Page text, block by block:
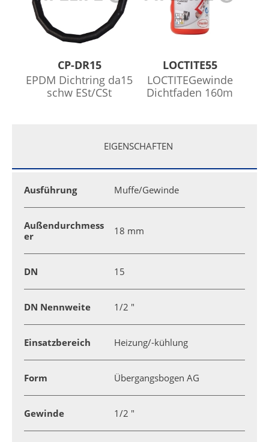
CP-DR15
EPDM Dichtring da15
schw ESt/CSt
LOCTITE55
LOCTITEGewinde
Dichtfaden 160m
EIGENSCHAFTEN
Ausführung Muffe/Gewinde
Außendurchmess
er
18 mm
DN 15
DN Nennweite 1/2 "
Einsatzbereich Heizung/-kühlung
Form Übergangsbogen AG
Gewinde 1/2 "